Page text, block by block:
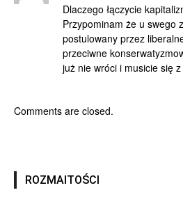
Dlaczego łączycie
Przypominam że u swego
postulowany przez
przeciwne
już nie wróci i musicie się
Comments are closed.
ROZMAITOŚCI